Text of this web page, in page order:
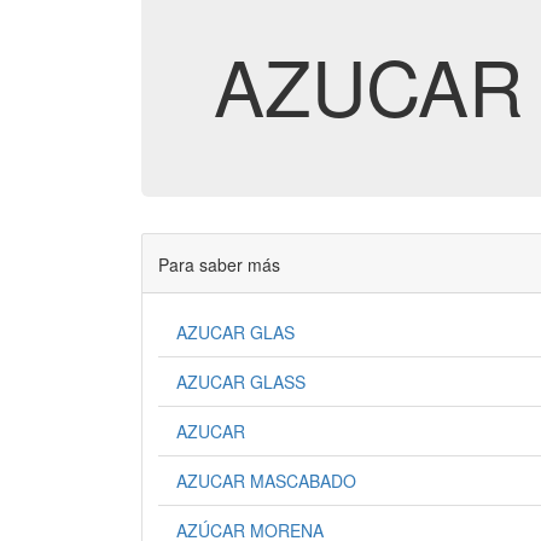
Para saber más
AZUCAR GLAS
AZUCAR GLASS
AZUCAR
AZUCAR MASCABADO
AZÚCAR MORENA